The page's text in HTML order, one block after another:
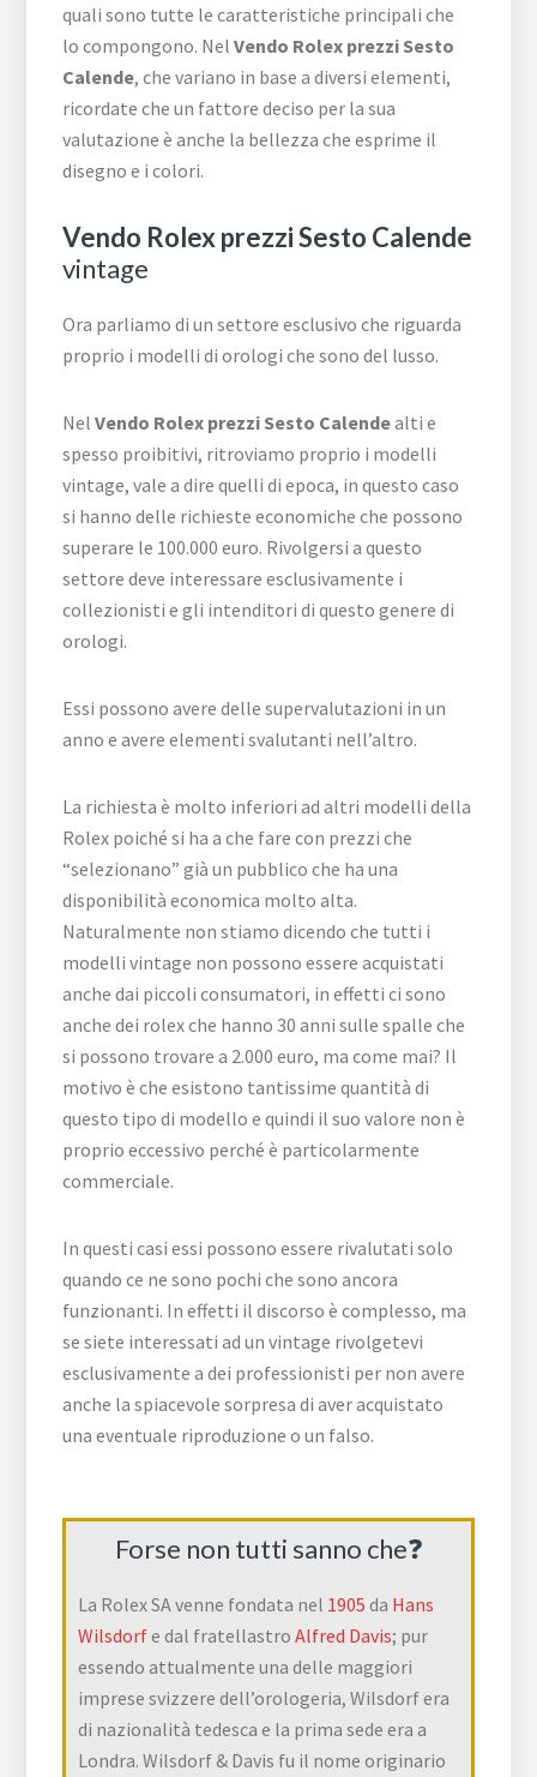
quali sono tutte le caratteristiche principali che
lo compongono. NelVendo Rolex prezzi Sesto
Calende, che variano in base a diversi elementi,
ricordate che un fattore deciso per la sua
valutazione è anche la bellezza che esprime il
disegno e i colori.
Vendo Rolex prezzi Sesto Calende
vintage
Ora parliamo di un settore esclusivo che riguarda
proprio i modelli di orologi che sono del lusso.
NelVendo Rolex prezzi Sesto Calendealti e
spesso proibitivi, ritroviamo proprio i modelli
vintage, vale a dire quelli di epoca, in questo caso
si hanno delle richieste economiche che possono
superare le 100.000 euro. Rivolgersi a questo
settore deve interessare esclusivamente i
collezionisti e gli intenditori di questo genere di
orologi.
Essi possono avere delle supervalutazioni in un
anno e avere elementi svalutanti nell’altro.
La richiesta è molto inferiori ad altri modelli della
Rolex poiché si ha a che fare con prezzi che
“selezionano” già un pubblico che ha una
disponibilità economica molto alta.
Naturalmente non stiamo dicendo che tutti i
modelli vintage non possono essere acquistati
anche dai piccoli consumatori, in effetti ci sono
anche dei rolex che hanno 30 anni sulle spalle che
si possono trovare a 2.000 euro, ma come mai? Il
motivo è che esistono tantissime quantità di
questo tipo di modello e quindi il suo valore non è
proprio eccessivo perché è particolarmente
commerciale.
In questi casi essi possono essere rivalutati solo
quando ce ne sono pochi che sono ancora
funzionanti. In effetti il discorso è complesso, ma
se siete interessati ad un vintage rivolgetevi
esclusivamente a dei professionisti per non avere
anche la spiacevole sorpresa di aver acquistato
una eventuale riproduzione o un falso.
Forse non tutti sanno che❓
La Rolex SA venne fondata nel 1905 da Hans
Wilsdorfe dal fratellastroAlfred Davis; pur
essendo attualmente una delle maggiori
imprese svizzere dell’orologeria, Wilsdorf era
di nazionalità tedesca e la prima sede era a
Londra. Wilsdorf & Davis fu il nome originario